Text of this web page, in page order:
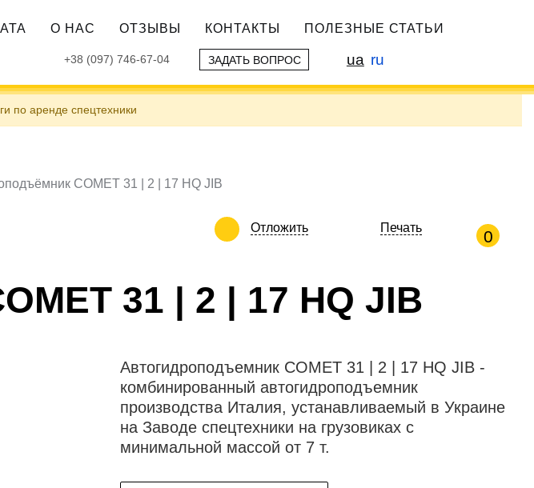
О НАС ОТЗЫВЫ КОНТАКТЫ ПОЛЕЗНЫЕ СТАТЬИ
+38 (097) 746-67-04 ЗАДАТЬ ВОПРОС ua ru
по аренде спецтехники
COMET 31 | 2 | 17 HQ JIB
Отложить Печать 0
31 | 2 | 17 HQ JIB
Автогидроподъемник COMET 31 | 2 | 17 HQ JIB -
комбинированный автогидроподъемник
производства Италия, устанавливаемый в Украине
на Заводе спецтехники на грузовиках с
минимальной массой от 7 т.